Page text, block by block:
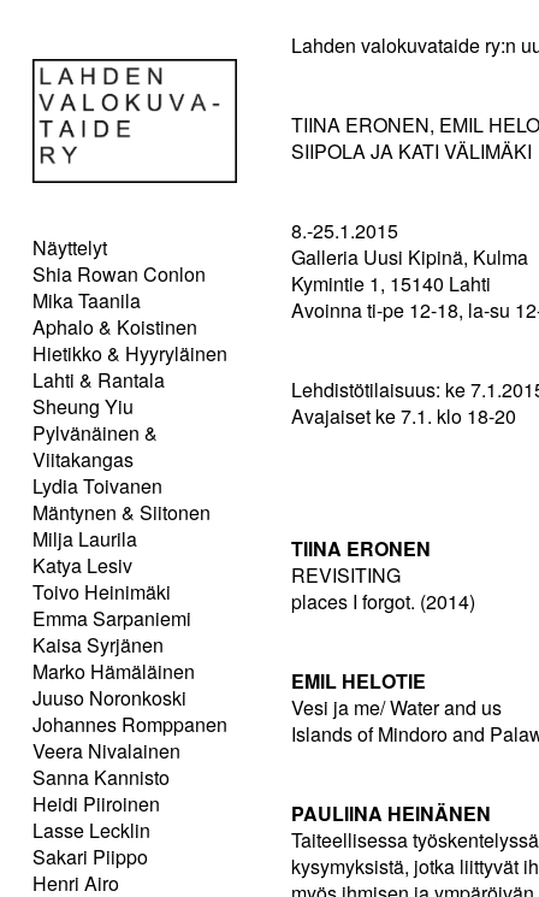
Näyttelyt
Shia Rowan Conlon
Mika Taanila
Aphalo & Koistinen
Hietikko & Hyyryläinen
Lahti & Rantala
Sheung Yiu
Pylvänäinen &
Viitakangas
Lydia Toivanen
Mäntynen & Siitonen
Milja Laurila
Katya Lesiv
Toivo Heinimäki
Emma Sarpaniemi
Kaisa Syrjänen
Marko Hämäläinen
Juuso Noronkoski
Johannes Romppanen
Veera Nivalainen
Sanna Kannisto
Heidi Piiroinen
Lasse Lecklin
Sakari Piippo
Henri Airo
Lahden valokuvataide ry:n
TIINA ERONEN, EMIL
SIIPOLA JA KATI VÄLIMÄKI
8.-25.1.2015
Galleria Uusi Kipinä, Kulma
Kymintie 1, 15140 Lahti
Avoinna ti-pe 12-18, la-su
Lehdistötilaisuus: ke
Avajaiset ke 7.1. klo 18-20
TIINA ERONEN
REVISITING
places I forgot. (2014)
EMIL HELOTIE
Vesi ja me/ Water and us
Islands of Mindoro and
PAULIINA HEINÄNEN
Taiteellisessa
kysymyksistä, jotka liittyvät